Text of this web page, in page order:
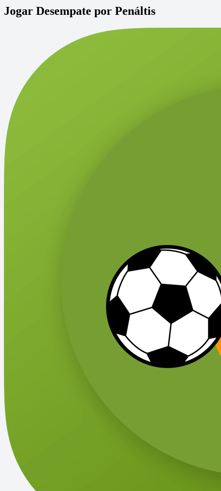
Jogar Desempate por Penáltis